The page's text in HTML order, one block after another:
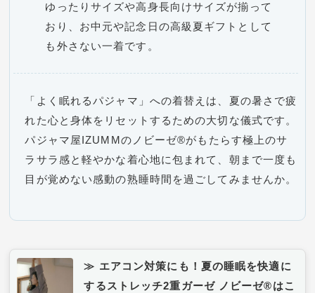
ゆったりサイズや高身長向けサイズが揃って
おり、お中元や記念日の高級夏ギフトとして
も外さない一着です。
「よく眠れるパジャマ」への着替えは、夏の暑さで疲
れた心と身体をリセットするための大切な儀式です。
パジャマ屋IZUMMのノビーゼ®がもたらす極上のサ
ラサラ感と軽やかな着心地に包まれて、朝まで一度も
目が覚めない感動の熟睡時間を過ごしてみませんか。
≫ エアコン対策にも！夏の睡眠を快適に
するストレッチ2重ガーゼ ノビーゼ®はこ